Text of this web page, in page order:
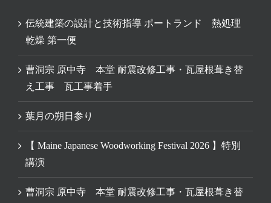
伝統建築の設計と技術指導 ポートランド 熱処理
乾燥 第一便
曹洞宗 原中寺 本堂 耐震改修工事・瓦屋根葺き替
え工事 瓦工事着手
葉月の朔日参り
【 Maine Japanese Woodworking Festival 2026 】特別
講演
曹洞宗 原中寺 本堂 耐震改修工事・瓦屋根葺き替